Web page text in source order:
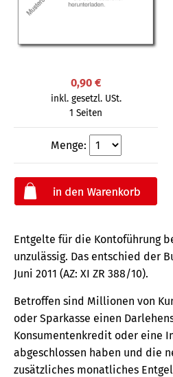
0,90 €
inkl. gesetzl. USt.
1 Seiten
Menge:
Entgelte für die Kontoführung
unzulässig. Das entschied der
Juni 2011 (AZ: XI ZR 388/10).
Betroffen sind Millionen von
oder Sparkasse einen
Konsumentenkredit oder eine
abgeschlossen haben und die
zusätzliches monatliches